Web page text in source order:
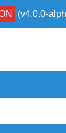
(v4.0.0-